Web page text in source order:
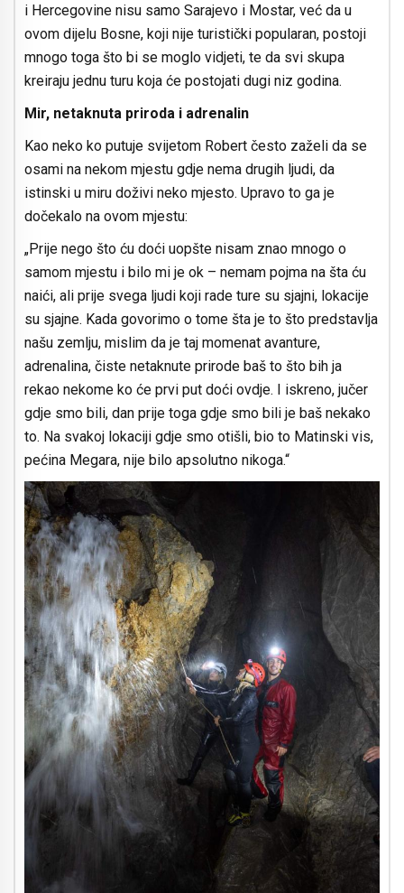
i Hercegovine nisu samo Sarajevo i Mostar, već da u
ovom dijelu Bosne, koji nije turistički popularan, postoji
mnogo toga što bi se moglo vidjeti, te da svi skupa
kreiraju jednu turu koja će postojati dugi niz godina.
Mir, netaknuta priroda i adrenalin
Kao neko ko putuje svijetom Robert često zaželi da se
osami na nekom mjestu gdje nema drugih ljudi, da
istinski u miru doživi neko mjesto. Upravo to ga je
dočekalo na ovom mjestu:
„Prije nego što ću doći uopšte nisam znao mnogo o
samom mjestu i bilo mi je ok – nemam pojma na šta ću
naići, ali prije svega ljudi koji rade ture su sjajni, lokacije
su sjajne. Kada govorimo o tome šta je to što predstavlja
našu zemlju, mislim da je taj momenat avanture,
adrenalina, čiste netaknute prirode baš to što bih ja
rekao nekome ko će prvi put doći ovdje. I iskreno, jučer
gdje smo bili, dan prije toga gdje smo bili je baš nekako
to. Na svakoj lokaciji gdje smo otišli, bio to Matinski vis,
pećina Megara, nije bilo apsolutno nikoga.“